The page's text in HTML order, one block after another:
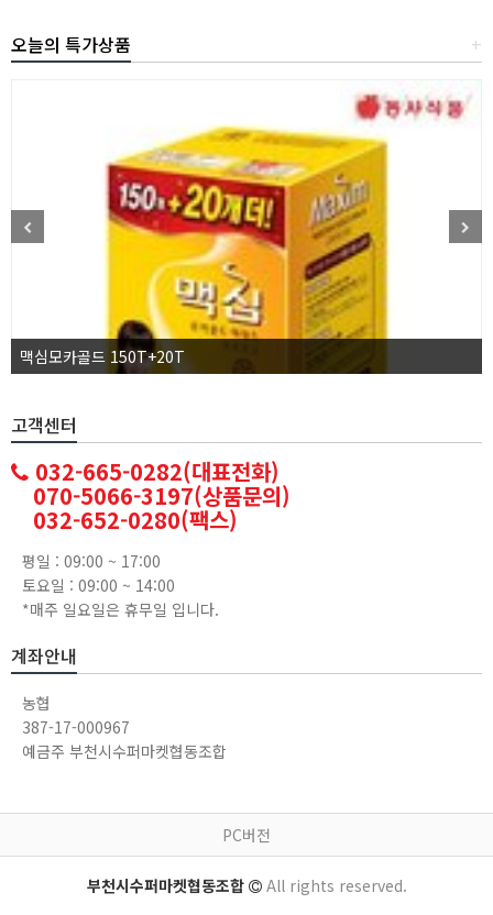
+
오늘의 특가상품
맥심모카골드 150T+20T
고객센터
032-665-0282(대표전화)
070-5066-3197(상품문의)
032-652-0280(팩스)
평일 : 09:00 ~ 17:00
토요일 : 09:00 ~ 14:00
*매주 일요일은 휴무일 입니다.
계좌안내
농협
387-17-000967
예금주 부천시수퍼마켓협동조합
PC버전
부천시수퍼마켓협동조합 All rights reserved.